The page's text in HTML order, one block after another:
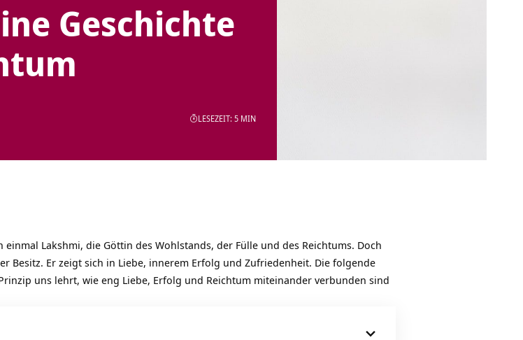
Geschichte
LESEZEIT: 5 MIN
Lakshmi, die Göttin des Wohlstands, der Fülle und des Reichtums. Doch
Besitz. Er zeigt sich in Liebe, innerem Erfolg und Zufriedenheit. Die folgende
uns lehrt, wie eng Liebe, Erfolg und Reichtum miteinander verbunden sind